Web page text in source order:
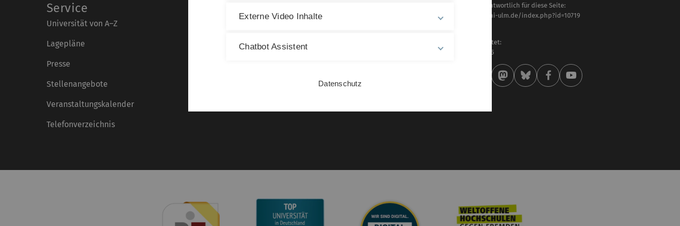
Service
Universität von A–Z
Lagepläne
Presse
Stellenangebote
Veranstaltungskalender
Telefonverzeichnis
Datenschutz
Inhaltlich verantwortlich für diese Seite:
https://www.uni-ulm.de/index.php?id=10719
Zuletzt bearbeitet:
28 . Februar 2025
Externe Video Inhalte
Chatbot Assistent
Datenschutz